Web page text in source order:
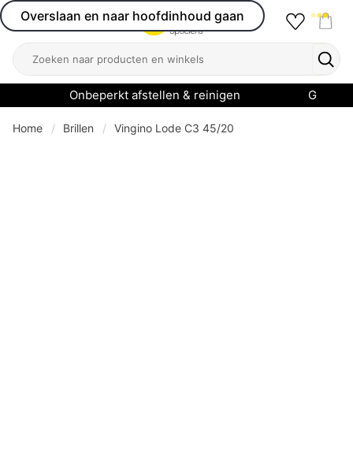
Overslaan en naar hoofdinhoud gaan
Open menu
Zoeken
Onbeperkt afstellen & reinigen
Home Brillen Vingino Lode C3 45/20